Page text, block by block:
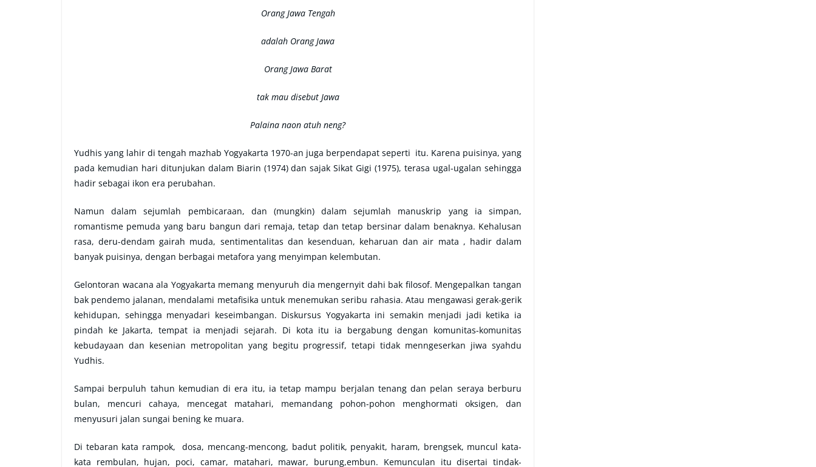
Orang Jawa Tengah
adalah Orang Jawa
Orang Jawa Barat
tak mau disebut Jawa
Palaina naon atuh neng?
Yudhis yang lahir di tengah mazhab Yogyakarta 1970-an juga berpendapat seperti itu. Karena puisinya, yang
pada kemudian hari ditunjukan dalam Biarin (1974) dan sajak Sikat Gigi (1975), terasa ugal-ugalan sehingga
hadir sebagai ikon era perubahan.
Namun dalam sejumlah pembicaraan, dan (mungkin) dalam sejumlah manuskrip yang ia simpan,
romantisme pemuda yang baru bangun dari remaja, tetap dan tetap bersinar dalam benaknya. Kehalusan
rasa, deru-dendam gairah muda, sentimentalitas dan kesenduan, keharuan dan air mata , hadir dalam
banyak puisinya, dengan berbagai metafora yang menyimpan kelembutan.
Gelontoran wacana ala Yogyakarta memang menyuruh dia mengernyit dahi bak filosof. Mengepalkan tangan
bak pendemo jalanan, mendalami metafisika untuk menemukan seribu rahasia. Atau mengawasi gerak-gerik
kehidupan, sehingga menyadari keseimbangan. Diskursus Yogyakarta ini semakin menjadi jadi ketika ia
pindah ke Jakarta, tempat ia menjadi sejarah. Di kota itu ia bergabung dengan komunitas-komunitas
kebudayaan dan kesenian metropolitan yang begitu progressif, tetapi tidak menngeserkan jiwa syahdu
Yudhis.
Sampai berpuluh tahun kemudian di era itu, ia tetap mampu berjalan tenang dan pelan seraya berburu
bulan, mencuri cahaya, mencegat matahari, memandang pohon-pohon menghormati oksigen, dan
menyusuri jalan sungai bening ke muara.
Di tebaran kata rampok, dosa, mencang-mencong, badut politik, penyakit, haram, brengsek, muncul kata-
kata rembulan, hujan, poci, camar, matahari, mawar, burung,embun. Kemunculan itu disertai tindak-